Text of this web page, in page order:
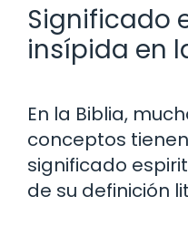
Significado
insípida en
En la Biblia,
conceptos
significado
de su definición